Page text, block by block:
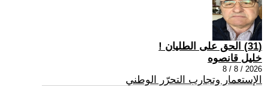
(31) الحق على الطليان !
خليل قانصوه
2026 / 8 / 8
الإستعمار وتجارب التحرّر الوطني